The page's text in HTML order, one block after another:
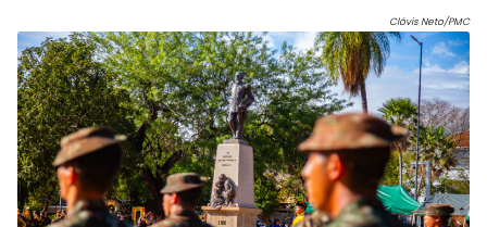
Clóvis Neto/PMC